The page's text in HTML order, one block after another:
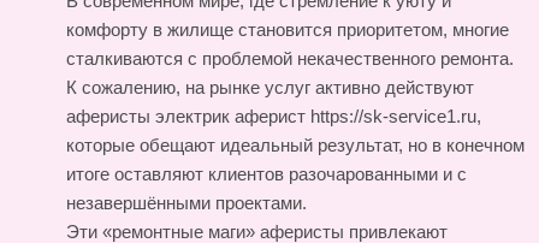
комфорту в жилище становится приоритетом, многие
сталкиваются с проблемой некачественного ремонта.
К сожалению, на рынке услуг активно действуют
аферисты электрик аферист https://sk-service1.ru,
которые обещают идеальный результат, но в конечном
итоге оставляют клиентов разочарованными и с
незавершёнными проектами.
Эти «ремонтные маги» аферисты привлекают